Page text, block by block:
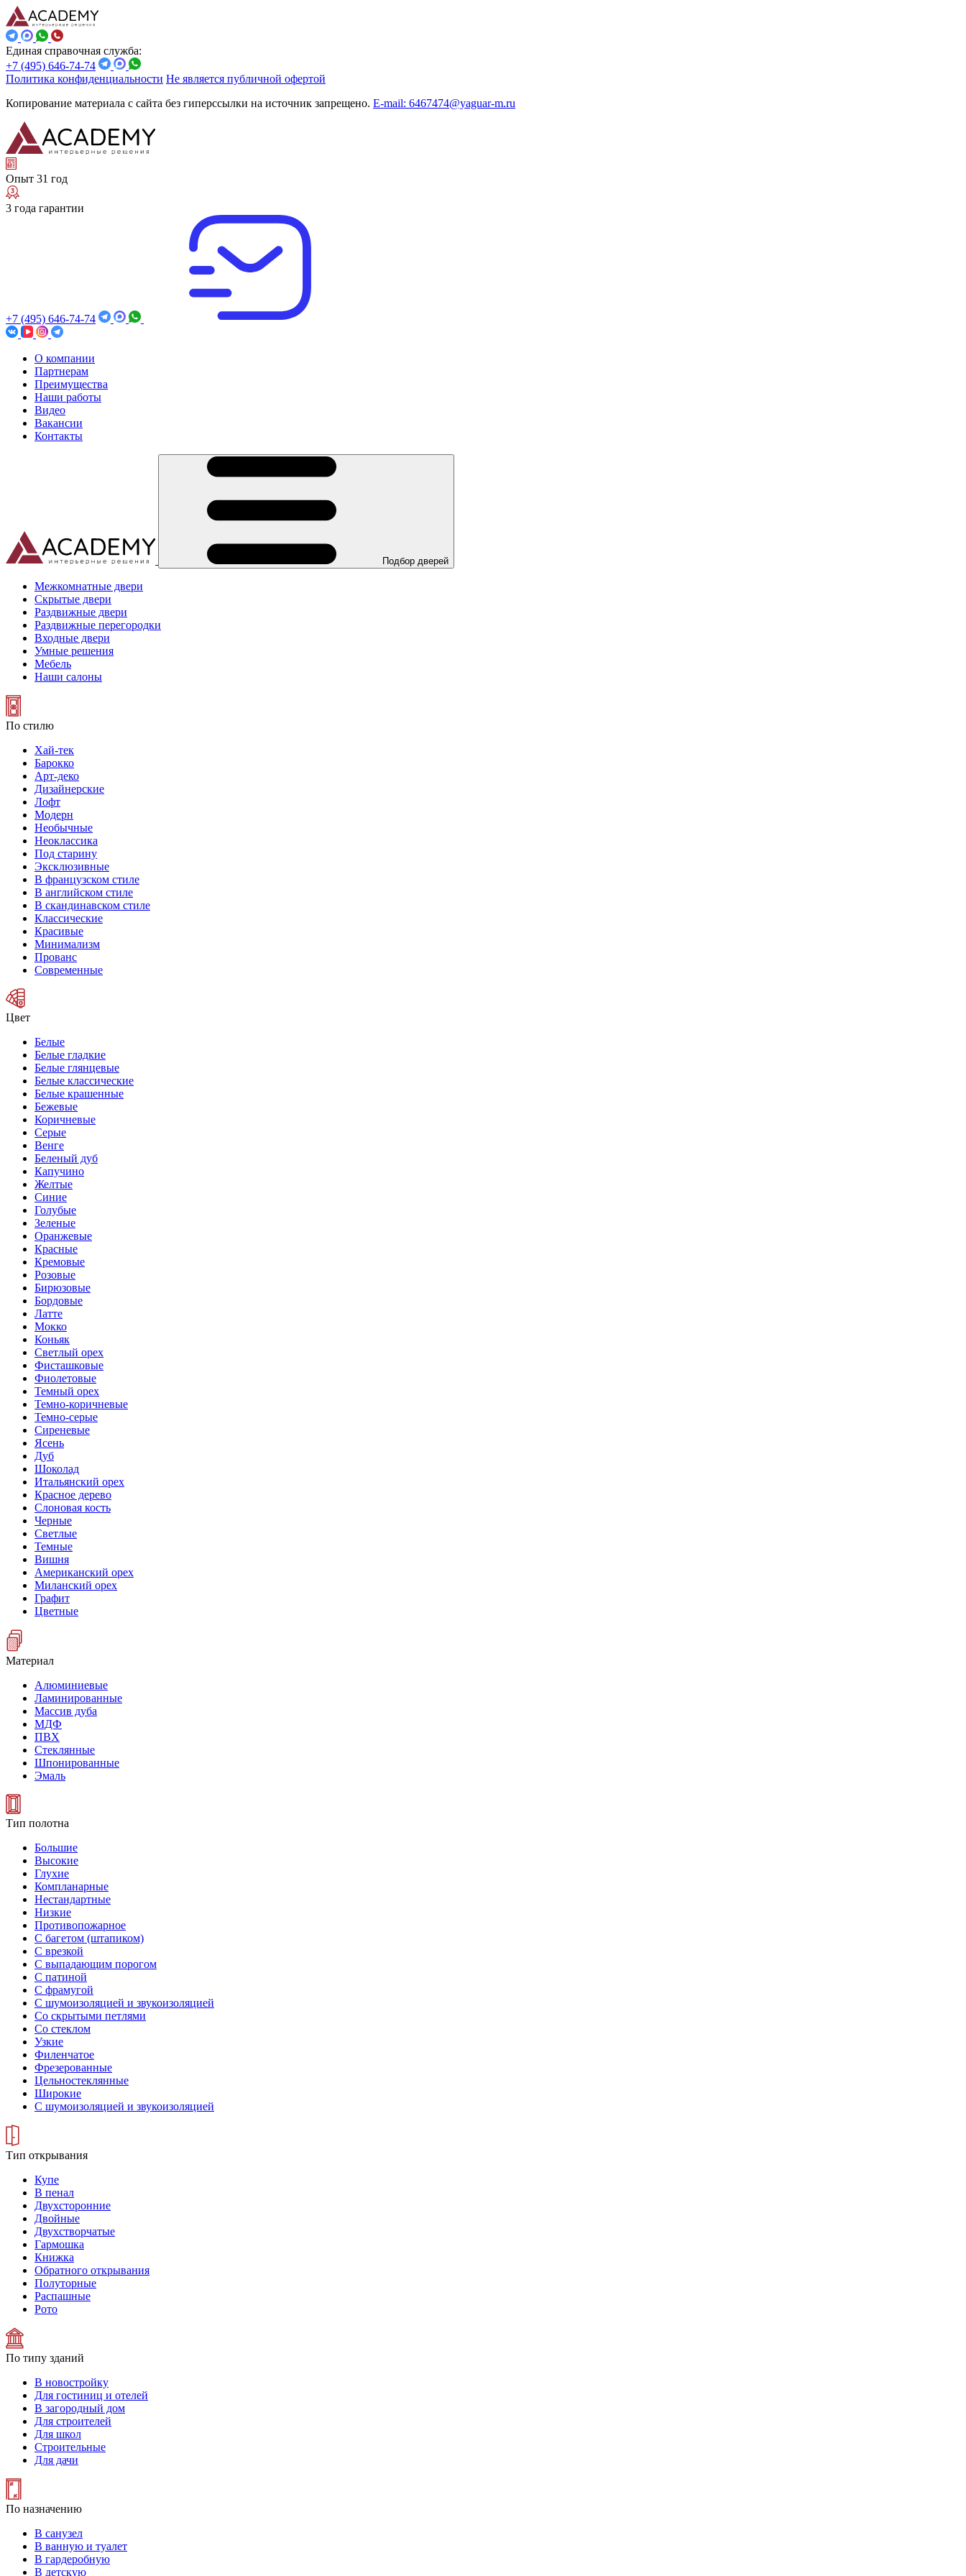
Единая справочная служба:
+7 (495) 646-74-74
Политика конфиденциальности Не является публичной офертой
Копирование материала с сайта без гиперссылки на источник запрещено. E-mail: 6467474@yaguar-m.ru
Опыт 31 год
3 года гарантии
+7 (495) 646-74-74
О компании
Партнерам
Преимущества
Наши работы
Видео
Вакансии
Контакты
Подбор дверей
Межкомнатные двери
Скрытые двери
Раздвижные двери
Раздвижные перегородки
Входные двери
Умные решения
Мебель
Наши салоны
По стилю
Хай-тек
Барокко
Арт-деко
Дизайнерские
Лофт
Модерн
Необычные
Неоклассика
Под старину
Эксклюзивные
В французском стиле
В английском стиле
В скандинавском стиле
Классические
Красивые
Минимализм
Прованс
Современные
Цвет
Белые
Белые гладкие
Белые глянцевые
Белые классические
Белые крашенные
Бежевые
Коричневые
Серые
Венге
Беленый дуб
Капучино
Желтые
Синие
Голубые
Зеленые
Оранжевые
Красные
Кремовые
Розовые
Бирюзовые
Бордовые
Латте
Мокко
Коньяк
Светлый орех
Фисташковые
Фиолетовые
Темный орех
Темно-коричневые
Темно-серые
Сиреневые
Ясень
Дуб
Шоколад
Итальянский орех
Красное дерево
Слоновая кость
Черные
Светлые
Темные
Вишня
Американский орех
Миланский орех
Графит
Цветные
Материал
Алюминиевые
Ламинированные
Массив дуба
МДФ
ПВХ
Стеклянные
Шпонированные
Эмаль
Тип полотна
Большие
Высокие
Глухие
Компланарные
Нестандартные
Низкие
Противопожарное
С багетом (штапиком)
С врезкой
С выпадающим порогом
С патиной
С фрамугой
С шумоизоляцией и звукоизоляцией
Со скрытыми петлями
Со стеклом
Узкие
Филенчатое
Фрезерованные
Цельностеклянные
Широкие
С шумоизоляцией и звукоизоляцией
Тип открывания
Купе
В пенал
Двухсторонние
Двойные
Двухстворчатые
Гармошка
Книжка
Обратного открывания
Полуторные
Распашные
Рото
По типу зданий
В новостройку
Для гостиниц и отелей
В загородный дом
Для строителей
Для школ
Строительные
Для дачи
По назначению
В санузел
В ванную и туалет
В гардеробную
В детскую